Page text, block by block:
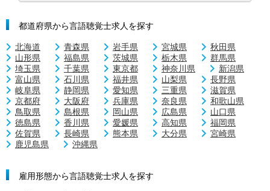
都道府県から言語聴覚士求人を探す
北海道 青森県 岩手県 宮城県
秋田県
山形県
福島県 茨城県 栃木県
群馬県
埼玉県
千葉県 東京都 神奈川県
新潟県
富山県
石川県 福井県 山梨県
長野県
岐阜県
静岡県 愛知県 三重県
滋賀県
京都府
大阪府 兵庫県 奈良県
和歌山県
鳥取県
島根県 岡山県 広島県
山口県
徳島県
香川県 愛媛県 高知県
福岡県
佐賀県
長崎県 熊本県 大分県
宮崎県
鹿児島県
沖縄県
雇用形態から言語聴覚士求人を探す